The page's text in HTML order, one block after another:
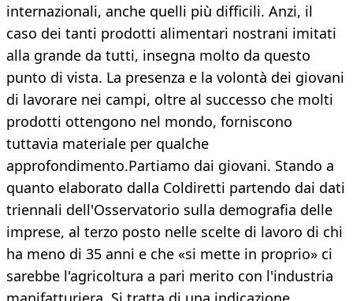
internazionali, anche quelli più difficili. Anzi, il
caso dei tanti prodotti alimentari nostrani imitati
alla grande da tutti, insegna molto da questo
punto di vista. La presenza e la volontà dei giovani
di lavorare nei campi, oltre al successo che molti
prodotti ottengono nel mondo, forniscono
tuttavia materiale per qualche
approfondimento.Partiamo dai giovani. Stando a
quanto elaborato dalla Coldiretti partendo dai dati
triennali dell'Osservatorio sulla demografia delle
imprese, al terzo posto nelle scelte di lavoro di chi
ha meno di 35 anni e che «si mette in proprio» ci
sarebbe l'agricoltura a pari merito con l'industria